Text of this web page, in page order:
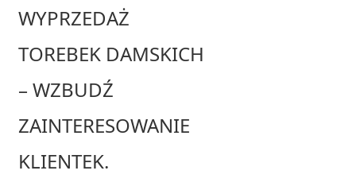
WYPRZEDAŻ
TOREBEK DAMSKICH
– WZBUDŹ
ZAINTERESOWANIE
KLIENTEK.